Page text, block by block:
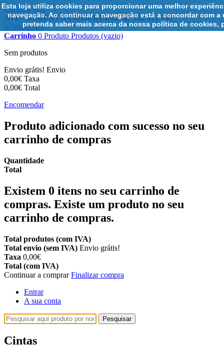
Esta loja utiliza cookies para proporcionar uma melhor
navegação. Ao continuar a navegação está a concordar com
pretenda saber mais acerca da nossa política de cookies,
Contacte-nos
ATENDIMENTO COMERCIAL ☏ 932 121 707
Carrinho 0 Produto Produtos (vazio)
Sem produtos
Envio grátis! Envio
0,00€ Taxa
0,00€ Total
Encomendar
Produto adicionado com sucesso no seu
carrinho de compras
Quantidade
Total
Existem 0 itens no seu carrinho de
compras. Existe um produto no seu
carrinho de compras.
Total produtos (com IVA)
Total envio (sem IVA) Envio grátis!
Taxa 0,00€
Total (com IVA)
Continuar a comprarFinalizar compra
Entrar
A sua conta
Pesquisar
Cintas